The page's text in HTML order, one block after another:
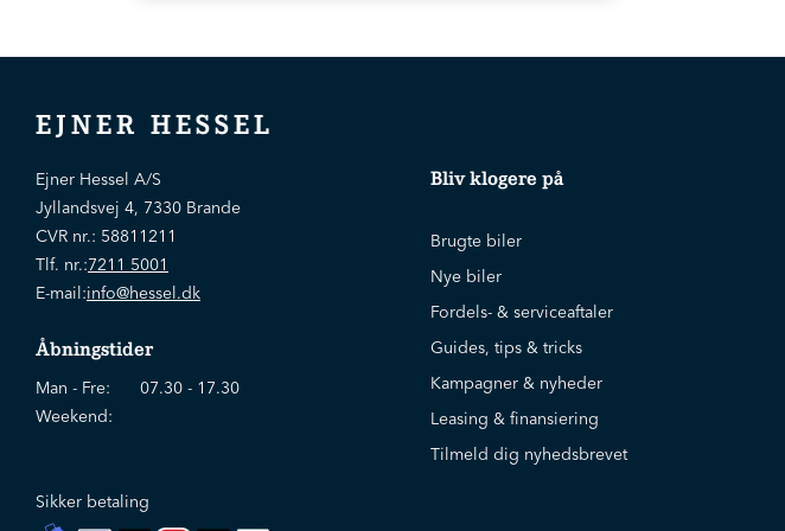
EJNER HESSEL
Ejner Hessel A/S
Jyllandsvej 4, 7330 Brande
CVR nr.: 58811211
Tlf. nr.:7211 5001
E-mail:info@hessel.dk
Åbningstider
Man - Fre:
07.30 - 17.30
Weekend:
Sikker betaling
Bliv klogere på
Brugte biler
Nye biler
Fordels- & serviceaftaler
Guides, tips & tricks
Kampagner & nyheder
Leasing & finansiering
Tilmeld dig nyhedsbrevet